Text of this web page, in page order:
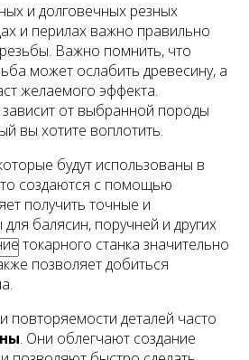
и долговечных резных
и перилах важно правильно
Важно помнить, что
может ослабить древесину, а
желаемого эффекта.
от выбранной породы
вы хотите воплотить.
будут использованы в
создаются с помощью
получить точные и
балясин, поручней и других
токарного станка значительно
позволяет добиться
повторяемости деталей часто
. Они облегчают создание